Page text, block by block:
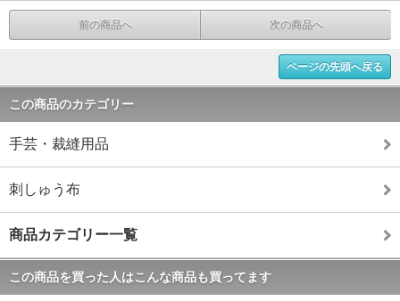
前の商品へ 次の商品へ
ページの先頭へ戻る
この商品のカテゴリー
手芸・裁縫用品
刺しゅう布
商品カテゴリー一覧
この商品を買った人はこんな商品も買ってます